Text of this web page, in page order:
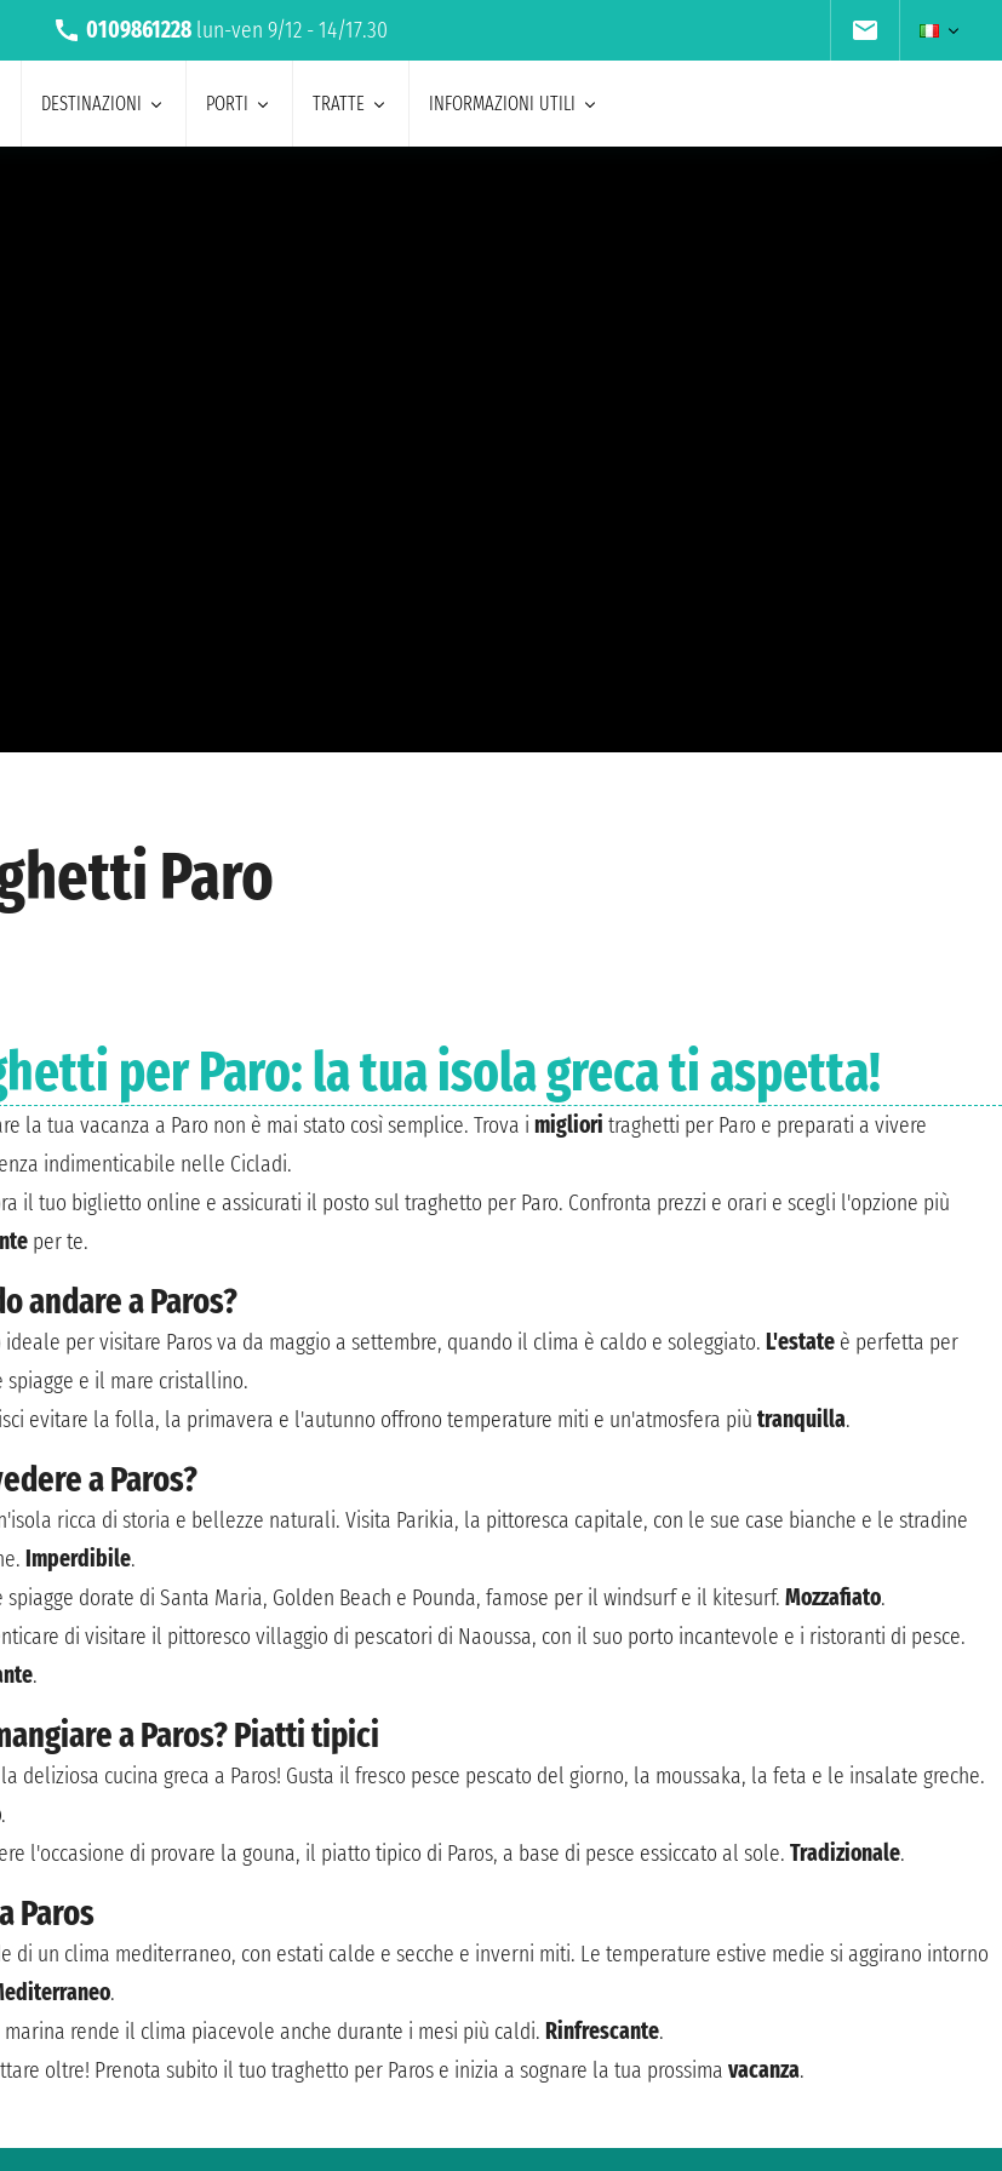
0109861228 lun-ven 9/12 - 14/17.30
DESTINAZIONI PORTI TRATTE INFORMAZIONI UTILI
Paro
per Paro: la tua isola greca ti aspetta!
la tua vacanza a Paro non è mai stato così semplice. Trova i migliori traghetti per Paro e preparati a vivere
indimenticabile nelle Cicladi.
il tuo biglietto online e assicurati il posto sul traghetto per Paro. Confronta prezzi e orari e scegli l'opzione più
per te.
andare a Paros?
per visitare Paros va da maggio a settembre, quando il clima è caldo e soleggiato. L'estate è perfetta per
spiagge e il mare cristallino.
evitare la folla, la primavera e l'autunno offrono temperature miti e un'atmosfera più tranquilla.
a Paros?
ricca di storia e bellezze naturali. Visita Parikia, la pittoresca capitale, con le sue case bianche e le stradine
Imperdibile.
spiagge dorate di Santa Maria, Golden Beach e Pounda, famose per il windsurf e il kitesurf. Mozzafiato.
di visitare il pittoresco villaggio di pescatori di Naoussa, con il suo porto incantevole e i ristoranti di pesce.
.
a Paros? Piatti tipici
deliziosa cucina greca a Paros! Gusta il fresco pesce pescato del giorno, la moussaka, la feta e le insalate greche.
.
l'occasione di provare la gouna, il piatto tipico di Paros, a base di pesce essiccato al sole. Tradizionale.
Paros
di un clima mediterraneo, con estati calde e secche e inverni miti. Le temperature estive medie si aggirano intorno
.
marina rende il clima piacevole anche durante i mesi più caldi. Rinfrescante.
oltre! Prenota subito il tuo traghetto per Paros e inizia a sognare la tua prossima vacanza.